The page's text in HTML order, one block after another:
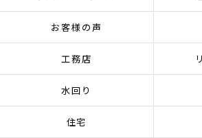
お客様の声
工務店
水回り
住宅